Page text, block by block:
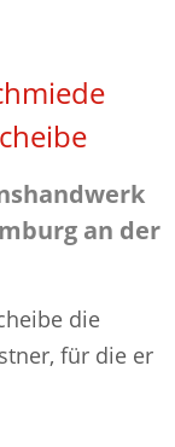
an der
die
für die er